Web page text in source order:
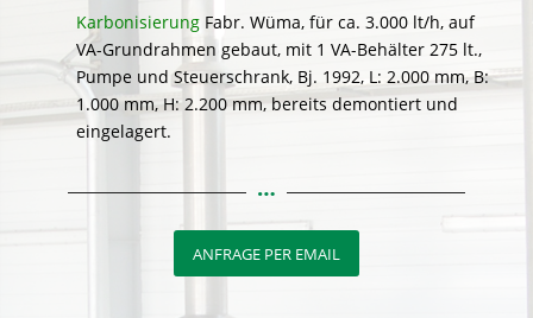
KarbonisierungFabr. Wüma, für ca. 3.000 lt/h, auf
VA-Grundrahmen gebaut, mit 1 VA-Behälter 275 lt.,
Pumpe und Steuerschrank, Bj. 1992, L: 2.000 mm, B:
1.000 mm, H: 2.200 mm, bereits demontiert und
eingelagert.
ANFRAGE PER EMAIL